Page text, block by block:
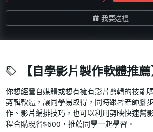
我要送禮
【自學影片製作軟體推薦
你想經營自媒體或想有擁有影片剪輯的技能
剪輯軟體，讓同學易取得，同時跟著老師腳
作、影片編排技巧，也可以利用剪映快速幫
程合購現省$600，推薦同學一起學習。